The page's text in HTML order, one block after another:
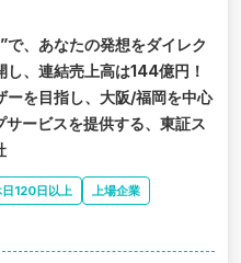
で、あなたの発想をダイレク
し、連結売上高は144億円！
ーを目指し、大阪/福岡を中心
ービスを提供する、東証ス
120日以上
上場企業